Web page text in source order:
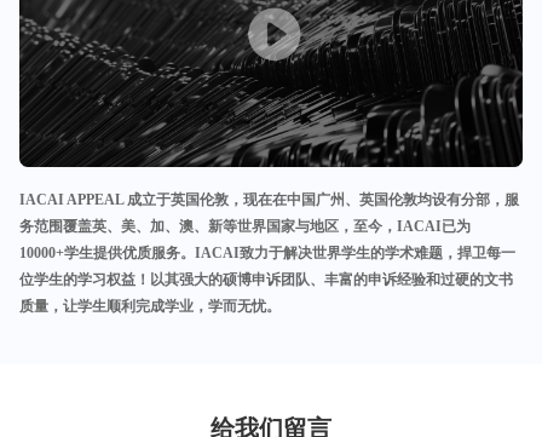
IACAI APPEAL 成立于英国伦敦，现在在中国广州、英国伦敦均设有分部，服
务范围覆盖英、美、加、澳、新等世界国家与地区，至今，IACAI已为
10000+学生提供优质服务。IACAI致力于解决世界学生的学术难题，捍卫每一
位学生的学习权益！以其强大的硕博申诉团队、丰富的申诉经验和过硬的文书
质量，让学生顺利完成学业，学而无忧。
给我们留言